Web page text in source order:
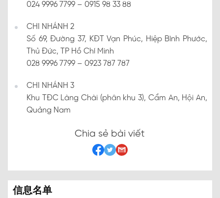
024 9996 7799 – 0915 98 33 88
CHI NHÁNH 2
Số 69, Đường 37, KĐT Vạn Phúc, Hiệp Bình Phước,
Thủ Đức, TP Hồ Chí Minh
028 9996 7799 – 0923 787 787
CHI NHÁNH 3
Khu TĐC Làng Chài (phân khu 3), Cẩm An, Hội An,
Quảng Nam
Chia sẻ bài viết
信息名单